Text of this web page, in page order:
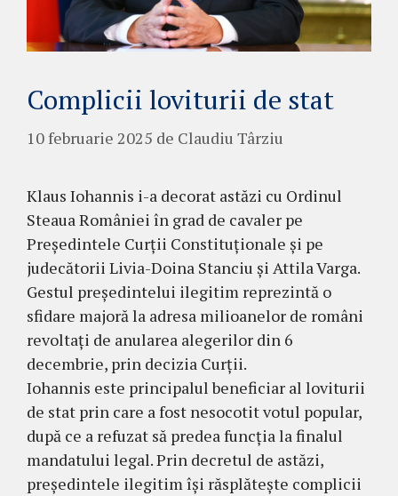
Complicii loviturii de stat
10 februarie 2025 de Claudiu Târziu
Klaus Iohannis i-a decorat astăzi cu Ordinul
Steaua României în grad de cavaler pe
Președintele Curții Constituționale și pe
judecătorii Livia-Doina Stanciu și Attila Varga.
Gestul președintelui ilegitim reprezintă o
sfidare majoră la adresa milioanelor de români
revoltați de anularea alegerilor din 6
decembrie, prin decizia Curții.
Iohannis este principalul beneficiar al loviturii
de stat prin care a fost nesocotit votul popular,
după ce a refuzat să predea funcția la finalul
mandatului legal. Prin decretul de astăzi,
președintele ilegitim își răsplătește complicii